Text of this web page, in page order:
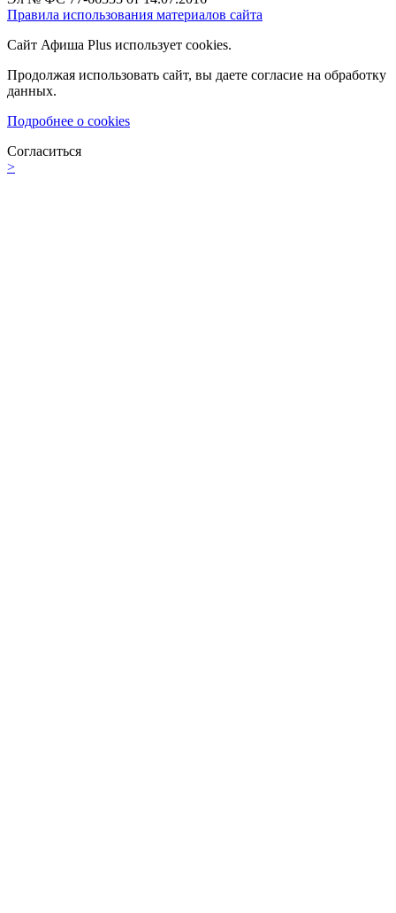
Правила использования материалов сайта
Сайт Афиша Plus использует cookies.
Продолжая использовать сайт, вы даете согласие на обработку
данных.
Подробнее о cookies
Согласиться
>